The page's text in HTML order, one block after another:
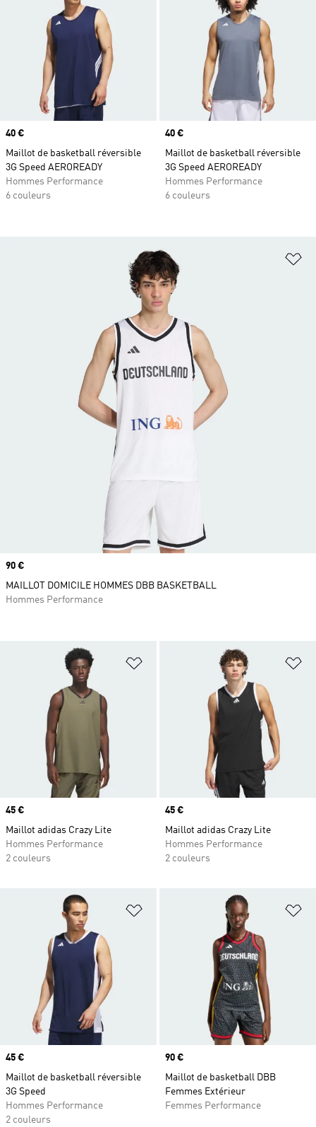
Prix
40 €
Maillot de basketball réversible
3G Speed AEROREADY
Hommes Performance
6 couleurs
Prix
40 €
Maillot de basketball réversible
3G Speed AEROREADY
Hommes Performance
6 couleurs
Ajouter à la Liste de produits
Prix
45 €
Maillot adidas Crazy Lite
Hommes Performance
2 couleurs
Prix
45 €
Maillot adidas Crazy Lite
Hommes Performance
2 couleurs
Ajouter à la Liste de produits
Prix
45 €
Maillot de basketball réversible
3G Speed
Hommes Performance
2 couleurs
Prix
90 €
Maillot de basketball DBB
Femmes Extérieur
Femmes Performance
Prix
90 €
MAILLOT DOMICILE HOMMES DBB BASKETBALL
Hommes Performance